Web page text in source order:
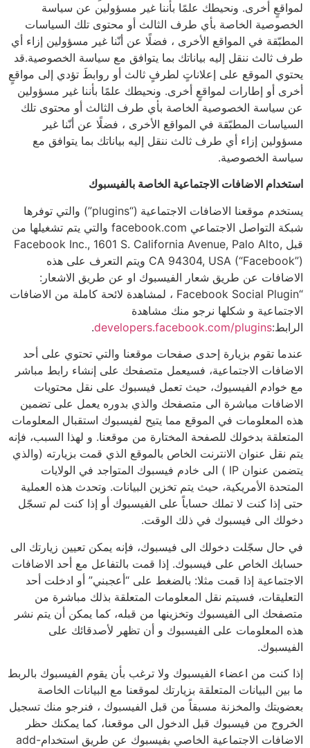
لمواقعٍ أخرى. ونحيطك علمًا بأننا غير مسؤولين عن سياسة
الخصوصية الخاصة بأي طرف الثالث أو محتوى تلك السياسات
المطبّقة في المواقع الأخرى ، فضلًا عن أنّنا غير مسؤولين إزاء أي
طرف ثالث ننقل إليه بياناتك بما يتوافق مع سياسة الخصوصية.قد
يحتوي الموقع على إعلاناتٍ لطرفٍ ثالث أو روابطَ تؤدي إلى مواقعٍ
أخرى أو إطارات لمواقعٍ أخرى. ونحيطك علمًا بأننا غير مسؤولين
عن سياسة الخصوصية الخاصة بأي طرف الثالث أو محتوى تلك
السياسات المطبّقة في المواقع الأخرى ، فضلًا عن أنّنا غير
مسؤولين إزاء أي طرف ثالث ننقل إليه بياناتك بما يتوافق مع
سياسة الخصوصية.
استخدام الاضافات الاجتماعية الخاصة بالفيسبوك
يستخدم موقعنا الاضافات الاجتماعية (“plugins”) والتي توفرها
شبكة التواصل الاجتماعي facebook.com والتي يتم تشغيلها من
قبل Facebook Inc., 1601 S. California Avenue, Palo Alto,
CA 94304, USA (“Facebook”) ويتم التعرف على هذه
الاضافات عن طريق شعار الفيسبوك او عن طريق الاشعار:
“Facebook Social Plugin ، لمشاهدة لائحة كاملة من الاضافات
الاجتماعية و شكلها نرجو منك مشاهدة
الرابط:developers.facebook.com/plugins
.
عندما تقوم بزيارة إحدى صفحات موقعنا والتي تحتوي على أحد
الاضافات الاجتماعية، فسيعمل متصفحك على إنشاء رابط مباشر
مع خوادم الفيسيوك، حيث تعمل فيسبوك على نقل محتويات
الاضافات مباشرة الى متصفحك والذي بدوره يعمل على تضمين
هذه المعلومات في الموقع مما يتيح لفيسبوك استقبال المعلومات
المتعلقة بدخولك للصفحة المختارة من موقعنا. و لهذا السبب، فإنه
يتم نقل عنوان الانترنت الخاص بالموقع الذي قمت بزيارته (والذي
يتضمن عنوان IP ) الى خادم فيسبوك المتواجد في الولايات
المتحدة الأمريكية، حيث يتم تخزين البيانات. وتحدث هذه العملية
حتى إذا كنت لا تملك حساباً على الفيسبوك أو إذا كنت لم تسجّل
دخولك الى فيسبوك في ذلك الوقت.
في حال سجّلت دخولك الى فيسبوك، فإنه يمكن تعيين زيارتك الى
حسابك الخاص على فيسبوك. إذا قمت بالتفاعل مع أحد الاضافات
الاجتماعية إذا قمت مثلا: بالضغط على “أعجبني” أو ادخلت أحد
التعليقات، فسيتم نقل المعلومات المتعلقة بذلك مباشرة من
متصفحك الى الفيسبوك وتخزينها من قبله، كما يمكن أن يتم نشر
هذه المعلومات على الفيسبوك و أن تظهر لأصدقائك على
الفيسبوك.
إذا كنت من اعضاء الفيسبوك ولا ترغب بأن يقوم الفيسبوك بالربط
ما بين البيانات المتعلقة بزيارتك لموقعنا مع البيانات الخاصة
بعضويتك والمخزنة مسبقاً من قبل الفيسبوك ، فنرجو منك تسجيل
الخروج من فيسبوك قبل الدخول الى موقعنا، كما يمكنك حظر
الاضافات الاجتماعية الخاصي بفيسبوك عن طريق استخدامadd-